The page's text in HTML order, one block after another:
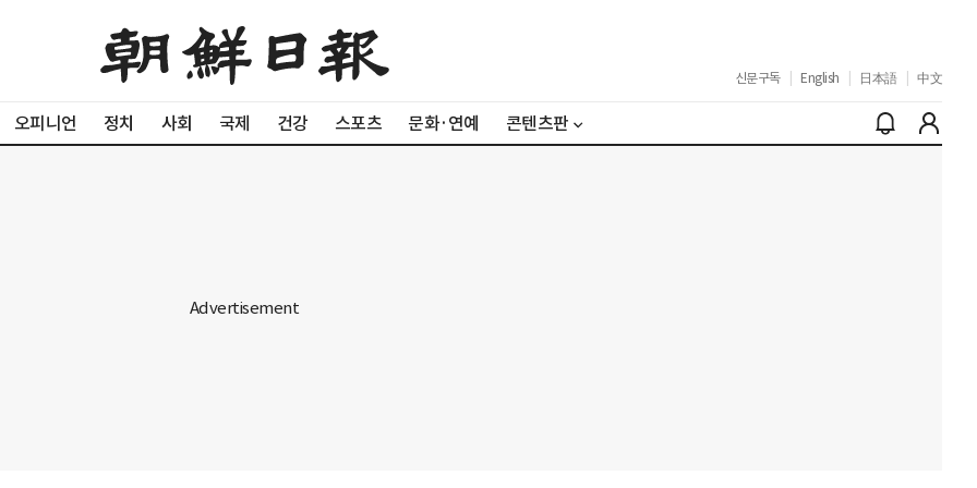
신문구독 English 日本語 中文
오피니언 정치 사회 국제 건강 스포츠 문화·연예 콘텐츠판